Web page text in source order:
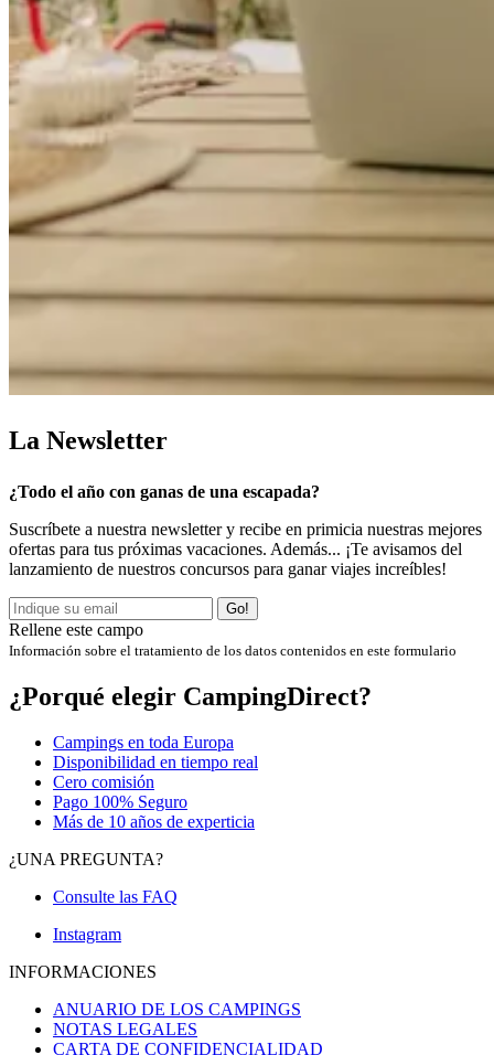
La Newsletter
¿Todo el año con ganas de una escapada?
Suscríbete a nuestra newsletter y recibe en primicia nuestras mejores
ofertas para tus próximas vacaciones. Además... ¡Te avisamos del
lanzamiento de nuestros concursos para ganar viajes increíbles!
Go!
Rellene este campo
Información sobre el tratamiento de los datos contenidos en este formulario
¿Porqué elegir CampingDirect?
Campings en toda Europa
Disponibilidad en tiempo real
Cero comisión
Pago 100% Seguro
Más de 10 años de experticia
¿UNA PREGUNTA?
Consulte las FAQ
Instagram
INFORMACIONES
ANUARIO DE LOS CAMPINGS
NOTAS LEGALES
CARTA DE CONFIDENCIALIDAD